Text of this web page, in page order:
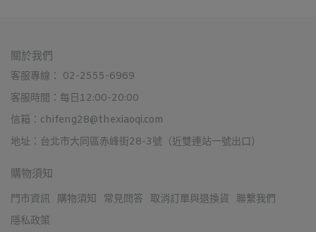
關於我們
客服專線： 02-2555-6969
客服時間：每日12:00-20:00
信箱：chifeng28@thexiaoqi.com
地址：台北市大同區赤峰街28-3號（近雙連站一號出口）
購物須知
門市資訊 購物須知 常見問答 取消訂單與退換貨
聯繫我們
隱私政策